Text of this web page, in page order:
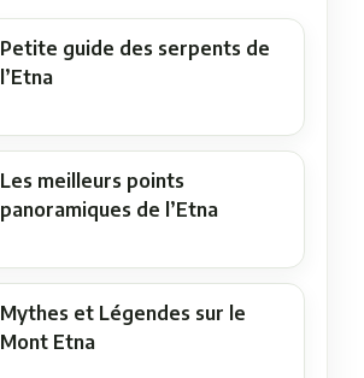
Petite guide des serpents de
l’Etna
Les meilleurs points
panoramiques de l’Etna
Mythes et Légendes sur le
Mont Etna